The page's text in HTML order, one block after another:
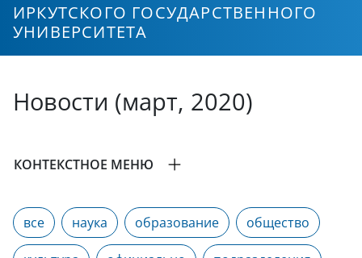
ИРКУТСКОГО ГОСУДАРСТВЕННОГО
УНИВЕРСИТЕТА
Новости (март, 2020)
КОНТЕКСТНОЕ МЕНЮ
все наука образование общество